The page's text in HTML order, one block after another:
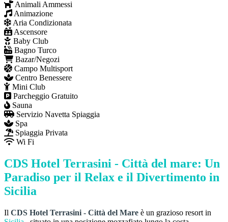
Animali Ammessi
Animazione
Aria Condizionata
Ascensore
Baby Club
Bagno Turco
Bazar/Negozi
Campo Multisport
Centro Benessere
Mini Club
Parcheggio Gratuito
Sauna
Servizio Navetta Spiaggia
Spa
Spiaggia Privata
Wi Fi
CDS Hotel Terrasini - Città del mare: Un
Paradiso per il Relax e il Divertimento in
Sicilia
Il CDS Hotel Terrasini - Città del Mare è un grazioso resort in